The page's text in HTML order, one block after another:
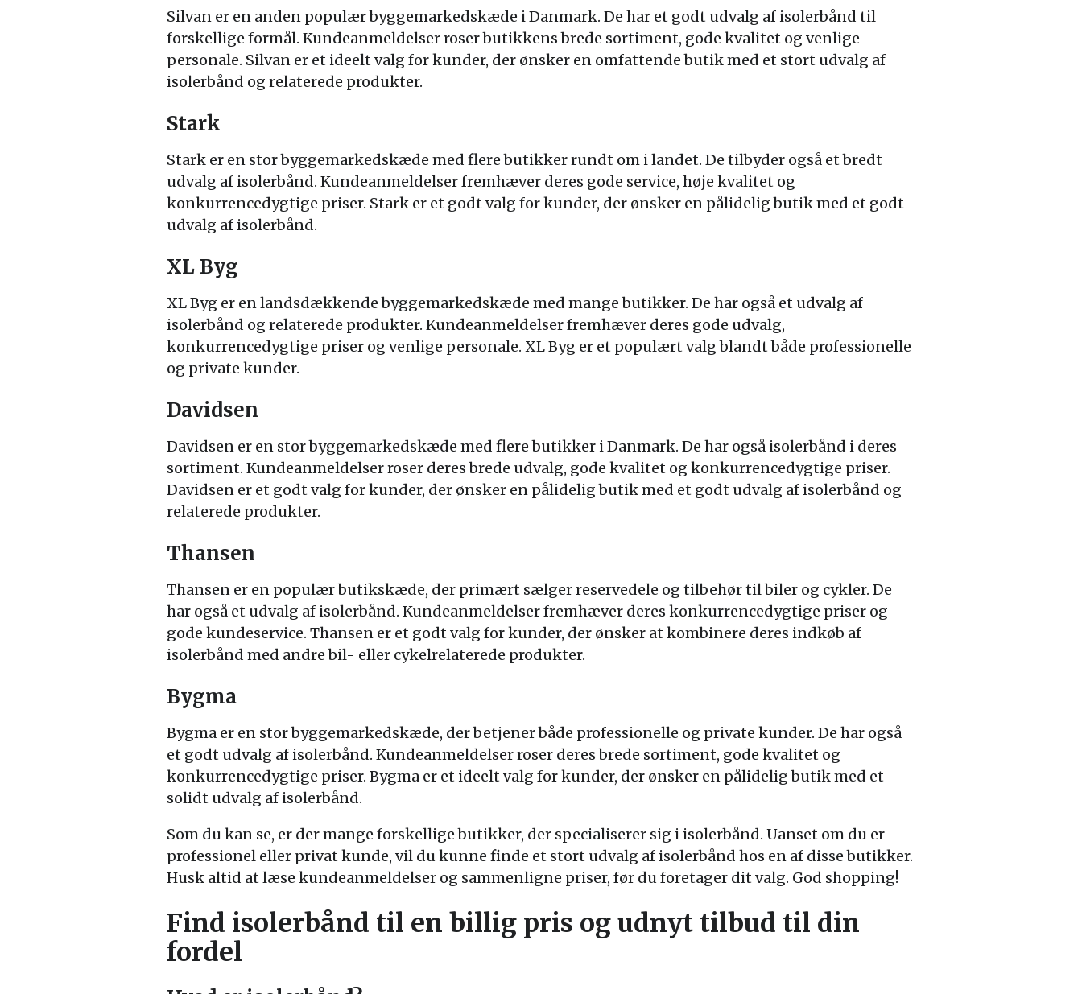
Silvan er en anden populær byggemarkedskæde i Danmark. De har et godt udvalg af isolerbånd til
forskellige formål. Kundeanmeldelser roser butikkens brede sortiment, gode kvalitet og venlige
personale. Silvan er et ideelt valg for kunder, der ønsker en omfattende butik med et stort udvalg af
isolerbånd og relaterede produkter.
Stark
Stark er en stor byggemarkedskæde med flere butikker rundt om i landet. De tilbyder også et bredt
udvalg af isolerbånd. Kundeanmeldelser fremhæver deres gode service, høje kvalitet og
konkurrencedygtige priser. Stark er et godt valg for kunder, der ønsker en pålidelig butik med et godt
udvalg af isolerbånd.
XL Byg
XL Byg er en landsdækkende byggemarkedskæde med mange butikker. De har også et udvalg af
isolerbånd og relaterede produkter. Kundeanmeldelser fremhæver deres gode udvalg,
konkurrencedygtige priser og venlige personale. XL Byg er et populært valg blandt både professionelle
og private kunder.
Davidsen
Davidsen er en stor byggemarkedskæde med flere butikker i Danmark. De har også isolerbånd i deres
sortiment. Kundeanmeldelser roser deres brede udvalg, gode kvalitet og konkurrencedygtige priser.
Davidsen er et godt valg for kunder, der ønsker en pålidelig butik med et godt udvalg af isolerbånd og
relaterede produkter.
Thansen
Thansen er en populær butikskæde, der primært sælger reservedele og tilbehør til biler og cykler. De
har også et udvalg af isolerbånd. Kundeanmeldelser fremhæver deres konkurrencedygtige priser og
gode kundeservice. Thansen er et godt valg for kunder, der ønsker at kombinere deres indkøb af
isolerbånd med andre bil- eller cykelrelaterede produkter.
Bygma
Bygma er en stor byggemarkedskæde, der betjener både professionelle og private kunder. De har også
et godt udvalg af isolerbånd. Kundeanmeldelser roser deres brede sortiment, gode kvalitet og
konkurrencedygtige priser. Bygma er et ideelt valg for kunder, der ønsker en pålidelig butik med et
solidt udvalg af isolerbånd.
Som du kan se, er der mange forskellige butikker, der specialiserer sig i isolerbånd. Uanset om du er
professionel eller privat kunde, vil du kunne finde et stort udvalg af isolerbånd hos en af disse butikker.
Husk altid at læse kundeanmeldelser og sammenligne priser, før du foretager dit valg. God shopping!
Find isolerbånd til en billig pris og udnyt tilbud til din
fordel